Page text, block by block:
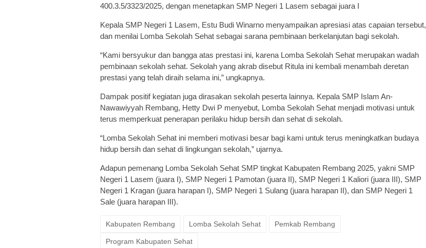
400.3.5/3323/2025, dengan menetapkan SMP Negeri 1 Lasem sebagai juara I
Kepala SMP Negeri 1 Lasem, Estu Budi Winarno menyampaikan apresiasi atas capaian tersebut,
dan menilai Lomba Sekolah Sehat sebagai sarana pembinaan berkelanjutan bagi sekolah.
“Kami bersyukur dan bangga atas prestasi ini, karena Lomba Sekolah Sehat merupakan wadah
pembinaan sekolah sehat. Sekolah yang akrab disebut Ritula ini kembali menambah deretan
prestasi yang telah diraih selama ini,” ungkapnya.
Dampak positif kegiatan juga dirasakan sekolah peserta lainnya. Kepala SMP Islam An-
Nawawiyyah Rembang, Hetty Dwi P menyebut, Lomba Sekolah Sehat menjadi motivasi untuk
terus memperkuat penerapan perilaku hidup bersih dan sehat di sekolah.
“Lomba Sekolah Sehat ini memberi motivasi besar bagi kami untuk terus meningkatkan budaya
hidup bersih dan sehat di lingkungan sekolah,” ujarnya.
Adapun pemenang Lomba Sekolah Sehat SMP tingkat Kabupaten Rembang 2025, yakni SMP
Negeri 1 Lasem (juara I), SMP Negeri 1 Pamotan (juara II), SMP Negeri 1 Kaliori (juara III), SMP
Negeri 1 Kragan (juara harapan I), SMP Negeri 1 Sulang (juara harapan II), dan SMP Negeri 1
Sale (juara harapan III).
Kabupaten Rembang Lomba Sekolah Sehat Pemkab Rembang
Program Kabupaten Sehat